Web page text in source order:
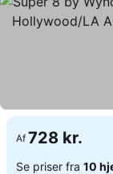
Af 728 kr.
Se priser fra 10